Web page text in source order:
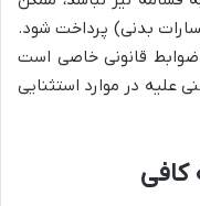
بدنی) پرداخت شود.
قانونی خاصی است
در موارد استثنایی
کافی